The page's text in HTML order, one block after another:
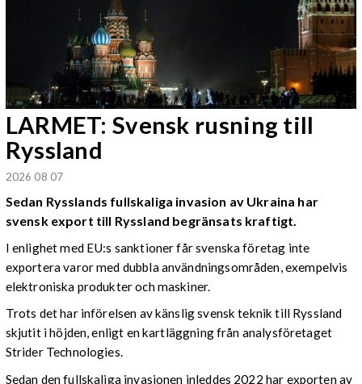
LARMET: Svensk rusning till
Ryssland
2026 08 07
Sedan Rysslands fullskaliga invasion av Ukraina har
svensk export till Ryssland begränsats kraftigt.
I enlighet med EU:s sanktioner får svenska företag inte
exportera varor med dubbla användningsområden, exempelvis
elektroniska produkter och maskiner.
Trots det har införelsen av känslig svensk teknik till Ryssland
skjutit i höjden, enligt en kartläggning från analysföretaget
Strider Technologies.
Sedan den fullskaliga invasionen inleddes 2022 har exporten av